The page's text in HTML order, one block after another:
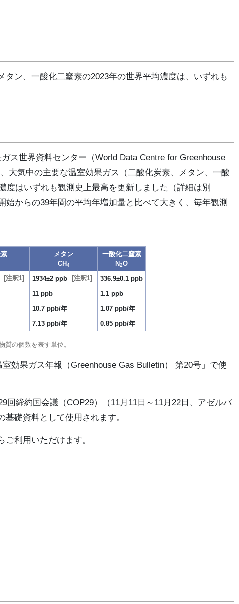
ン、一酸化二窒素の2023年の世界平均濃度は、いずれも
ス世界資料センター（World Data Centre for Greenhouse
大気中の主要な温室効果ガス（二酸化炭素、メタン、一酸
はいずれも観測史上最高を更新しました（詳細は別
からの39年間の平均年増加量と比べて大きく、毎年観測
メタン
CH4
一酸化二窒素
N2O
1 1934±2 ppb 1
336.9±0.1 ppb
11 ppb
1.1 ppb
10.7 ppb/年
1.07 ppb/年
7.13 ppb/年 0.85 ppb/年
質の個数を表す単位。
効果ガス年報（Greenhouse Gas Bulletin） 第20号」で使
締約国会議（COP29）（11月11日～11月22日、アゼルバ
礎資料として使用されます。
利用いただけます。